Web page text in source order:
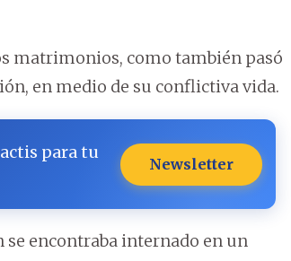
matrimonios, como también pasó
en medio de su conflictiva vida.
para tu
Newsletter
se encontraba internado en un